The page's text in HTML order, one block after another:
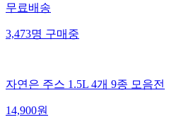
무료배송
3,473명구매중
자연은 주스 1.5L 4개 9종 모음전
14,900원